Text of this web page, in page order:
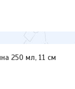
250 мл, 11 см